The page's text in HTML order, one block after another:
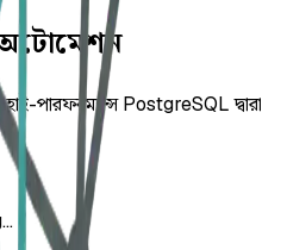
অটোমেশন
পারফরম্যান্স PostgreSQL দ্বারা